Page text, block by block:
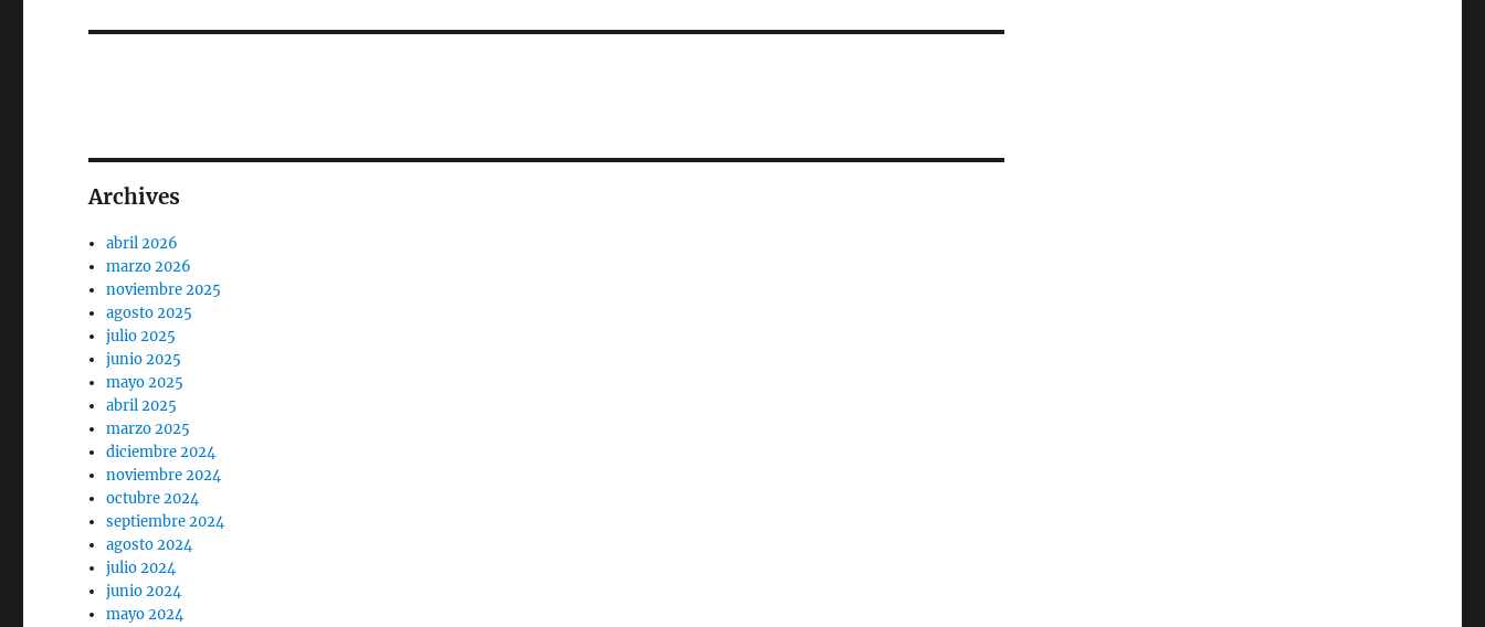
Archives
abril 2026
marzo 2026
noviembre 2025
agosto 2025
julio 2025
junio 2025
mayo 2025
abril 2025
marzo 2025
diciembre 2024
noviembre 2024
octubre 2024
septiembre 2024
agosto 2024
julio 2024
junio 2024
mayo 2024